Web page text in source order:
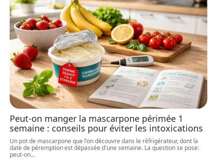
Peut-on manger la mascarpone périmée 1
semaine : conseils pour éviter les intoxications
Un pot de mascarpone que l'on découvre dans le réfrigérateur, dont la
date de péremption est dépassée d'une semaine. La question se pose:
peut-on…